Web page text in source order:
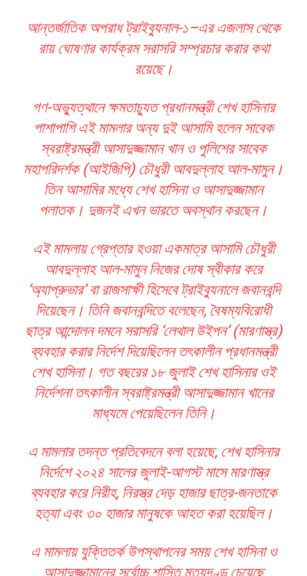
আন্তর্জাতিক অপরাধ ট্রাইব্যুনাল-১–এর এজলাস থেকে
রায় ঘোষণার কার্যক্রম সরাসরি সম্প্রচার করার কথা
রয়েছে।
গণ-অভ্যুত্থানে ক্ষমতাচ্যুত প্রধানমন্ত্রী শেখ হাসিনার
পাশাপাশি এই মামলার অন্য দুই আসামি হলেন সাবেক
স্বরাষ্ট্রমন্ত্রী আসাদুজ্জামান খান ও পুলিশের সাবেক
মহাপরিদর্শক (আইজিপি) চৌধুরী আবদুল্লাহ আল-মামুন।
তিন আসামির মধ্যে শেখ হাসিনা ও আসাদুজ্জামান
পলাতক। দুজনই এখন ভারতে অবস্থান করছেন।
এই মামলায় গ্রেপ্তার হওয়া একমাত্র আসামি চৌধুরী
আবদুল্লাহ আল-মামুন নিজের দোষ স্বীকার করে
‘অ্যাপ্রুভার’ বা রাজসাক্ষী হিসেবে ট্রাইব্যুনালে জবানবন্দি
দিয়েছেন। তিনি জবানবন্দিতে বলেছেন, বৈষম্যবিরোধী
ছাত্র আন্দোলন দমনে সরাসরি ‘লেথাল উইপন’ (মারণাস্ত্র)
ব্যবহার করার নির্দেশ দিয়েছিলেন তৎকালীন প্রধানমন্ত্রী
শেখ হাসিনা। গত বছরের ১৮ জুলাই শেখ হাসিনার ওই
নির্দেশনা তৎকালীন স্বরাষ্ট্রমন্ত্রী আসাদুজ্জামান খানের
মাধ্যমে পেয়েছিলেন তিনি।
এ মামলার তদন্ত প্রতিবেদনে বলা হয়েছে, শেখ হাসিনার
নির্দেশে ২০২৪ সালের জুলাই-আগস্ট মাসে মারণাস্ত্র
ব্যবহার করে নিরীহ, নিরস্ত্র দেড় হাজার ছাত্র-জনতাকে
হত্যা এবং ৩০ হাজার মানুষকে আহত করা হয়েছিল।
এ মামলায় যুক্তিতর্ক উপস্থাপনের সময় শেখ হাসিনা ও
আসাদুজ্জামানের সর্বোচ্চ শাস্তি মৃত্যুদণ্ড চেয়েছে